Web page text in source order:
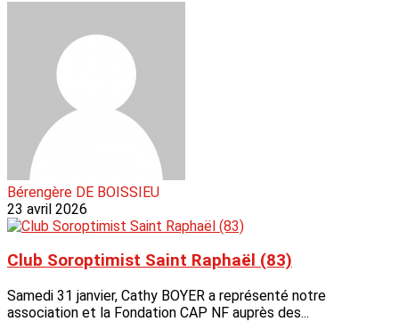
Bérengère DE BOISSIEU
23 avril 2026
Club Soroptimist Saint Raphaël (83)
Samedi 31 janvier, Cathy BOYER a représenté notre
association et la Fondation CAP NF auprès des...